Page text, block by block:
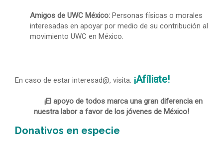
Amigos de UWC México: Personas físicas o morales
interesadas en apoyar por medio de su contribución al
movimiento UWC en México.
En caso de estar interesad@, visita: ¡Afíliate!
¡El apoyo de todos marca una gran diferencia en
nuestra labor a favor de los jóvenes de México!
Donativos en especie